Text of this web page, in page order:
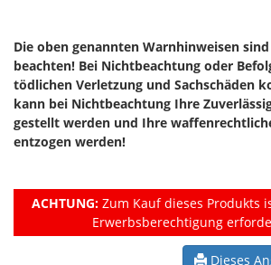
Die oben genannten Warnhinweisen
beachten! Bei Nichtbeachtung oder
tödlichen Verletzung und Sachschäden
kann bei Nichtbeachtung Ihre
gestellt werden und Ihre
entzogen werden!
ACHTUNG:Zum Kauf dieses Produkts
Erwerbsberechtigung
Dieses